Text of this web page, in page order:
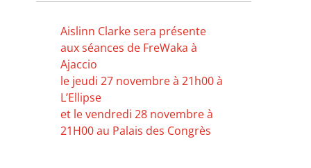
Aislinn Clarke sera présente
aux séances de FreWaka à
Ajaccio
le jeudi 27 novembre à 21h00 à
L’Ellipse
et le vendredi 28 novembre à
21H00 au Palais des Congrès